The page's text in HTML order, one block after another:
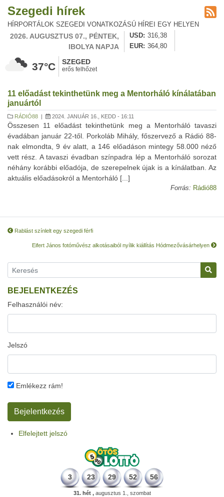
Szegedi hírek
HÍRPORTÁLOK SZEGEDI VONATKOZÁSÚ HÍREI EGY HELYEN
2026. AUGUSZTUS 07., PÉNTEK,
IBOLYA NAPJA
USD
316,38
EUR
364,80
37°C SZEGED
erős felhőzet
11 előadást tekinthetünk meg a Mentorháló kínálatában
januártól
RÁDIÓ88 | 2024. JANUÁR 16., KEDD - 16:11
Összesen 11 előadást tekinthetünk meg a Mentorháló tavaszi
évadában január 22-től. Porkoláb Mihály, főszervező a Rádió 88-
nak elmondta, 9 év alatt, a 146 előadáson mintegy 58.000 néző
vett rész. A tavaszi évadban színpadra lép a Mentorháló sorozat
néhány korábbi előadója, de szerepelnek újak is a kínálatban. Az
aktuális előadásokról a Mentorháló [...]
Forrás: Rádió88
Rablást színlelt egy szegedi férfi
Eifert János fotóművész alkotásaiból nyílik kiállítás Hódmezővásárhelyen
BEJELENTKEZÉS
Felhasználói név:
Jelszó
Emlékezz rám!
Elfelejtett jelszó
3 23 29 52 56
31. hét ,augusztus 1., szombat